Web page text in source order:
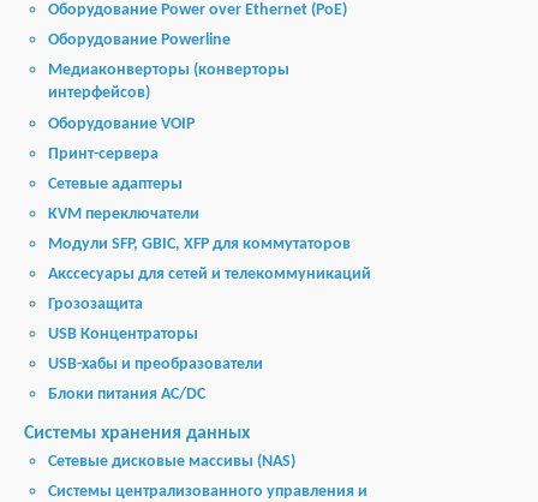
Оборудование Power over Ethernet (PoE)
Оборудование Powerline
Медиаконверторы (конверторы
интерфейсов)
Оборудование VOIP
Принт-сервера
Сетевые адаптеры
KVM переключатели
Модули SFP, GBIC, XFP для коммутаторов
Акссесуары для сетей и телекоммуникаций
Грозозащита
USB Концентраторы
USB-хабы и преобразователи
Блоки питания AC/DC
Cистемы хранения данных
Cетевые дисковые массивы (NAS)
Системы централизованного управления и